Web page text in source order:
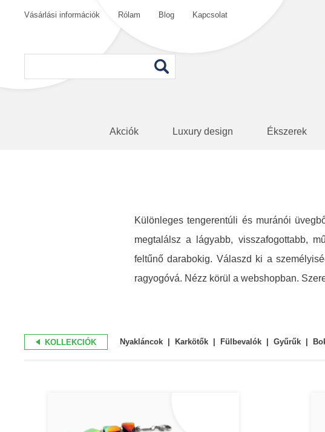
Vásárlási információk Rólam Blog Kapcsolat
Akciók Luxury design Ékszerek
Különleges tengerentúli és muránói
megtalálsz a lágyabb, visszafogottabb,
feltűnő darabokig. Válaszd ki a
ragyogóvá. Nézz körül a webshopban.
KOLLEKCIÓK Nyakláncok Karkötők Fülbevalók Gyűrűk